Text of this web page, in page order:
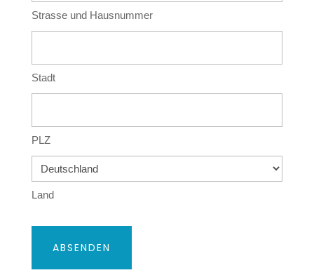
Strasse und Hausnummer
Stadt
PLZ
Land